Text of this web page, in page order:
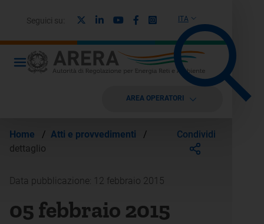
ITA
Seguici su: LinkedinYoutubeFacebook
Instagram
AREA OPERATORI
Home / Atti e provvedimenti
/
dettaglio
Condividi
Data pubblicazione: 12 febbraio 2015
05 febbraio 2015